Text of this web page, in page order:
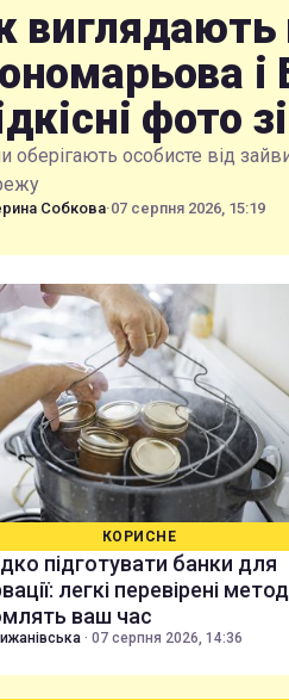
виглядають
і
фото
оберігають особисте від
Собкова·07 серпня 2026, 15:19
КОРИСНЕ
підготувати банки для
легкі перевірені
ваш час
· 07 серпня 2026, 14:36